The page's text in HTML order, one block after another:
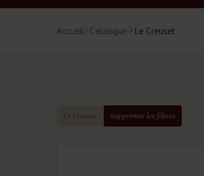
Accueil Catalogue Le Creuset
Le Creuset Supprimer les filtres